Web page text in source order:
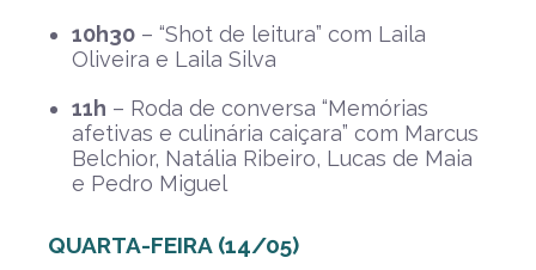
10h30 – “Shot de leitura” com Laila
Oliveira e Laila Silva
11h – Roda de conversa “Memórias
afetivas e culinária caiçara” com Marcus
Belchior, Natália Ribeiro, Lucas de Maia
e Pedro Miguel
QUARTA-FEIRA (14/05)